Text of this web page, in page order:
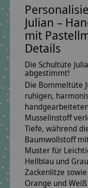
Julian –
mit
Details
Die Schultüte
abgestimmt!
Die Bommeltüte
ruhigen,
Musselinstoff
Tiefe, während
Baumwollstoff
Musterfür
Hellblau und Grau
Zackenlitze sowie
Orange und Weiß